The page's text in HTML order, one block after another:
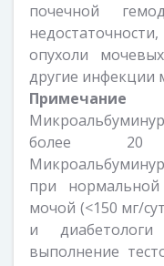
почечной
опухоли
другие инфекции
Примечание
более 20
при
мочой (<150 мг/
и диабетологи
выполнение